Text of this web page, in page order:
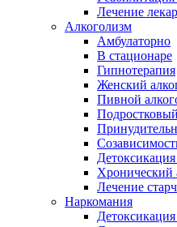
Лечение
Алкоголизм
Амбулаторно
В стационаре
Гипнотерапия
Женский
Пивной
Детоксикация
Хронический
Лечение
Наркомания